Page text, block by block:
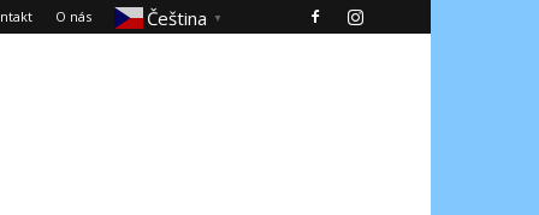
O nás Čeština‎ ▼